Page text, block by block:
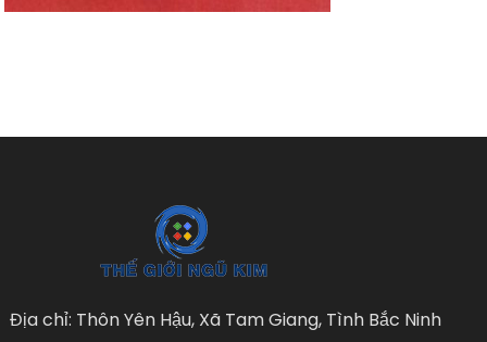
Địa chỉ: Thôn Yên Hậu, Xã Tam Giang, Tình Bắc Ninh